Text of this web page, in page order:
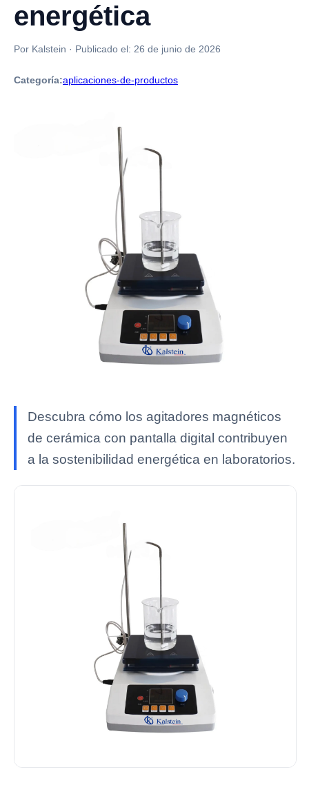
energética
Por Kalstein · Publicado el: 26 de junio de 2026
Categoría:aplicaciones-de-productos
Descubra cómo los agitadores magnéticos
de cerámica con pantalla digital contribuyen
a la sostenibilidad energética en laboratorios.